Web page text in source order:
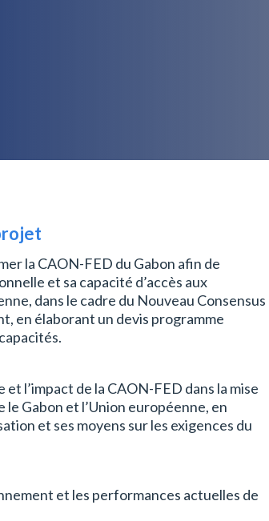
la CAON-FED du Gabon afin de
et sa capacité d’accès aux
dans le cadre du Nouveau Consensus
en élaborant un devis programme
l’impact de la CAON-FED dans la mise
Gabon et l’Union européenne, en
et ses moyens sur les exigences du
et les performances actuelles de